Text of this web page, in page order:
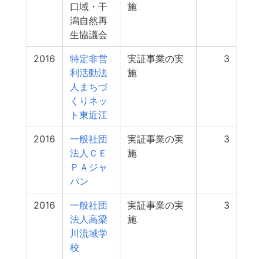
口域・干
潟自然再
生協議会
施
2016
特定非営
利活動法
人まちづ
くりネッ
ト東近江
実証事業の実
施
3
2016
一般社団
法人ＣＥ
ＰＡジャ
パン
実証事業の実
施
3
2016
一般社団
法人高梁
川流域学
校
実証事業の実
施
3